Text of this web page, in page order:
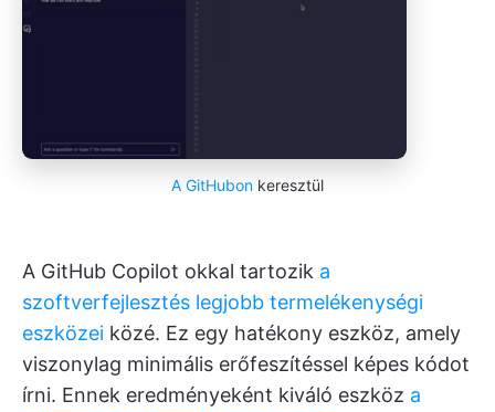
A GitHubon keresztül
A GitHub Copilot okkal tartozik a
szoftverfejlesztés legjobb termelékenységi
eszközei közé. Ez egy hatékony eszköz, amely
viszonylag minimális erőfeszítéssel képes kódot
írni. Ennek eredményeként kiváló eszköz a